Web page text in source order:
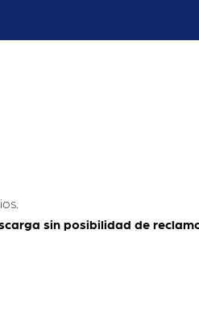
sin posibilidad de